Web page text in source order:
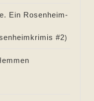
Ein Rosenheim-
#2)